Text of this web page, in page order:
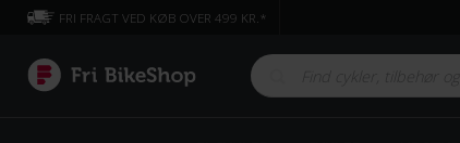
FRI FRAGT VED KØB OVER 499 KR.*